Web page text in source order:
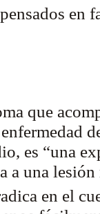
en
que
es “una
a una
en el